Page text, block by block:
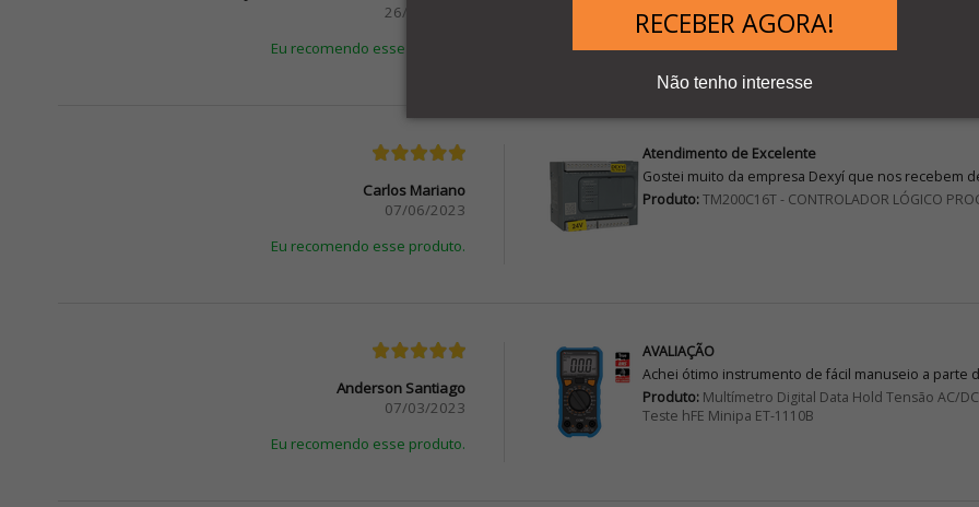
RECEBER AGORA!
Não tenho interesse
26/06/2024
Eu recomendo esse produto.
Carlos Mariano
07/06/2023
Eu recomendo esse produto.
Atendimento de Excelente
Gostei muito da empresa Dexyí que nos recebem
Produto:TM200C16T - CONTROLADOR LÓGICO
Anderson Santiago
07/03/2023
Eu recomendo esse produto.
AVALIAÇÃO
Achei ótimo instrumento de fácil manuseio a parte
Produto:Multímetro Digital Data Hold Tensão AC/
Teste hFE Minipa ET-1110B